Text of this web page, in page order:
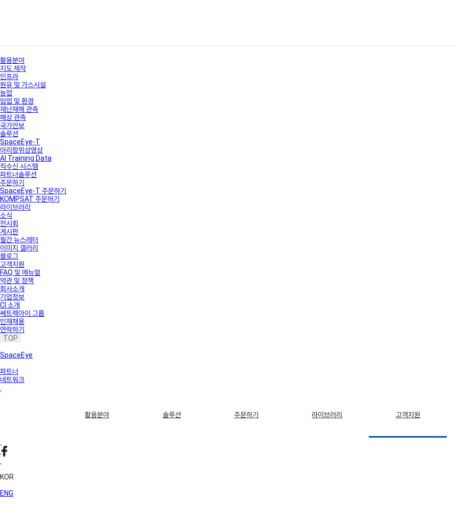
활용분야
지도 제작
인프라
원유 및 가스시설
농업
임업 및 환경
재난재해 관측
해상 관측
국가안보
솔루션
SpaceEye-T
아리랑위성영상
AI Training Data
직수신 시스템
파트너솔루션
주문하기
SpaceEye-T 주문하기
KOMPSAT 주문하기
라이브러리
소식
전시회
게시판
월간 뉴스레터
이미지 갤러리
블로그
고객지원
FAQ 및 매뉴얼
약관 및 정책
회사소개
기업정보
CI 소개
쎄트렉아이 그룹
인재채용
연락하기
TOP
SpaceEye
파트너
네트워크
활용분야 솔루션 주문하기 라이브러리 고객지원
KOR
ENG